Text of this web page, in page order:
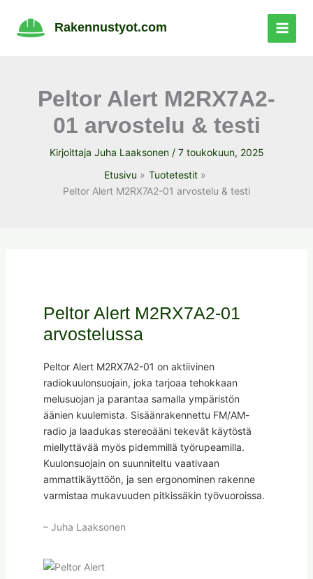
sisältöön
Rakennustyot.com
Peltor Alert M2RX7A2-
01 arvostelu & testi
Kirjoittaja Juha Laaksonen / 7 toukokuun, 2025
Etusivu
Tuotetestit
Peltor Alert M2RX7A2-01 arvostelu & testi
Peltor Alert M2RX7A2-01
arvostelussa
Peltor Alert M2RX7A2-01 on aktiivinen
radiokuulonsuojain, joka tarjoaa tehokkaan
melusuojan ja parantaa samalla ympäristön
äänien kuulemista. Sisäänrakennettu FM/AM-
radio ja laadukas stereoääni tekevät käytöstä
miellyttävää myös pidemmillä työrupeamilla.
Kuulonsuojain on suunniteltu vaativaan
ammattikäyttöön, ja sen ergonominen rakenne
varmistaa mukavuuden pitkissäkin työvuoroissa.
– Juha Laaksonen